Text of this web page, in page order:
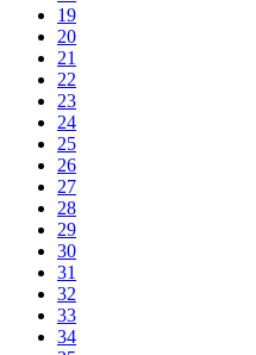
19
20
21
22
23
24
25
26
27
28
29
30
31
32
33
34